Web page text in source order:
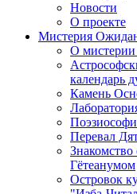
Новости
О проекте
Мистерия
О
календарь
Камень
Перевал
Знакомство
Гётеанумом
Островок